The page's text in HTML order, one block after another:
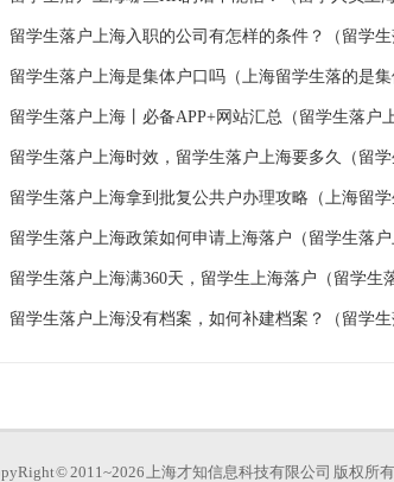
留学生落户上海是集体户口吗（上海留学生落的是集
留学生落户上海丨必备APP+网站汇总（留学生落户
留学生落户上海拿到批复公共户办理攻略（上海留学
留学生落户上海政策如何申请上海落户（留学生落户
© 2011~2026 上海才知信息科技有限公司 版权所有